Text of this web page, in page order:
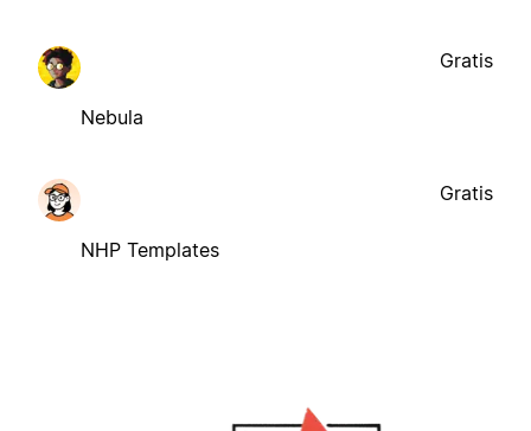
Nebula
Gratis
NHP Templates
Gratis